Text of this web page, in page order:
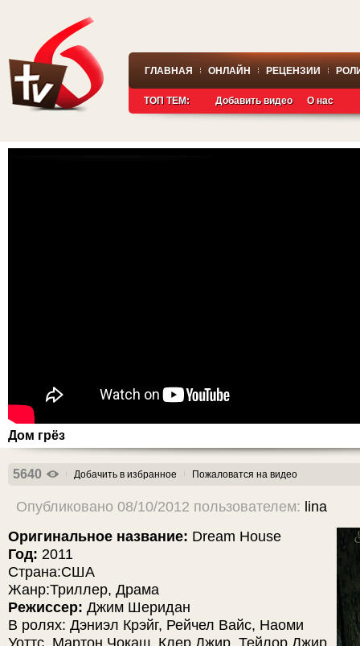
ГЛАВНАЯ ОНЛАЙН РЕЦЕНЗИИ
ТОП ТЕМ: Добавить видео О нас
Дом грёз
5640 Добачить в избранное Пожаловатся на видео
Опубликовано 08/10/2012 пользователем: lina
Оригинальное название: Dream House
Год: 2011
Страна:США
Жанр:Триллер, Драма
Режиссер: Джим Шеридан
В ролях: Дэниэл Крэйг, Рейчел Вайс, Наоми
Уоттс, Мартон Чокаш, Клер Джир, Тейлор Джир